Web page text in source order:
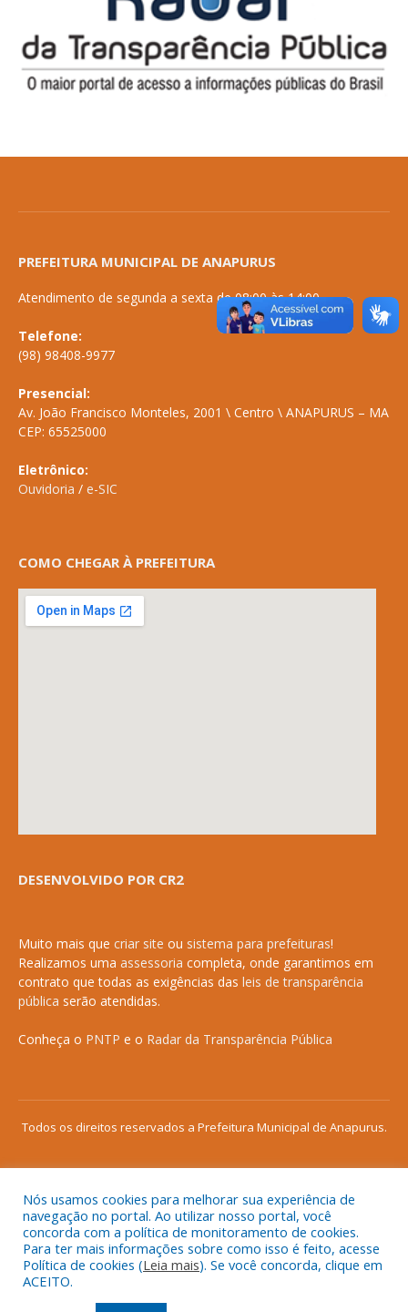
PREFEITURA MUNICIPAL DE ANAPURUS
Atendimento de segunda a sexta de 08:00 às 14:00
Telefone:
(98) 98408-9977
Presencial:
Av. João Francisco Monteles, 2001 \ Centro \ ANAPURUS – MA
CEP: 65525000
Eletrônico:
Ouvidoria / e-SIC
COMO CHEGAR À PREFEITURA
DESENVOLVIDO POR CR2
Muito mais que criar site ou sistema para prefeituras!
Realizamos uma assessoria completa, onde garantimos em
contrato que todas as exigências das leis de transparência
pública serão atendidas.
Conheça o PNTP e o Radar da Transparência Pública
Todos os direitos reservados a Prefeitura Municipal de Anapurus.
Mapa do Site
Acessar Área Administrativa
Acessar o Webmail
Nós usamos cookies para melhorar sua experiência de
navegação no portal. Ao utilizar nosso portal, você
concorda com a política de monitoramento de cookies.
Para ter mais informações sobre como isso é feito, acesse
Política de cookies (Leia mais). Se você concorda, clique em
ACEITO.